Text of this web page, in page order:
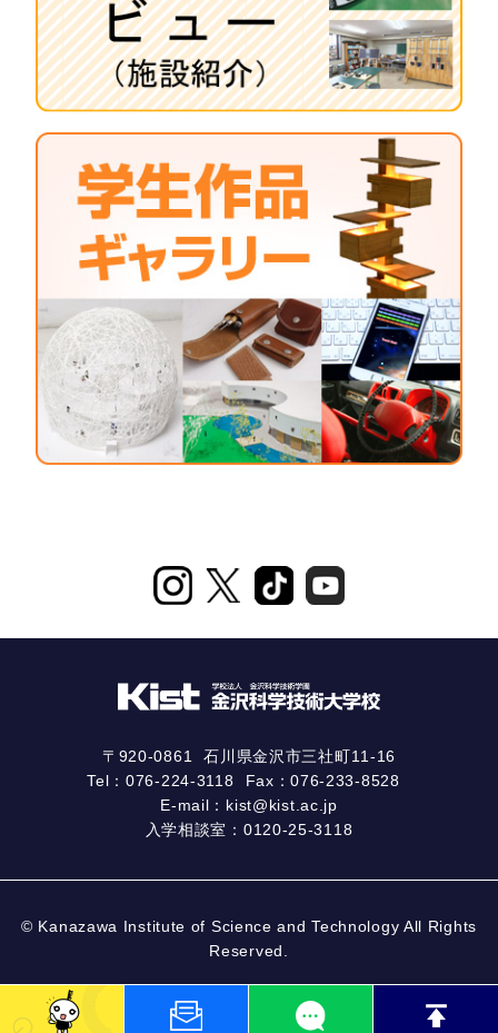
〒920-0861
石川県金沢市三社町11-16
Tel：076-224-3118
Fax：076-233-8528
E-mail： kist@kist.ac.jp
入学相談室： 0120-25-3118
© Kanazawa Institute of Science and Technology All Rights
Reserved.